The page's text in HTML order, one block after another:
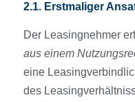
2.1. Erstmaliger
Der Leasingnehmer
aus einem
eine
des